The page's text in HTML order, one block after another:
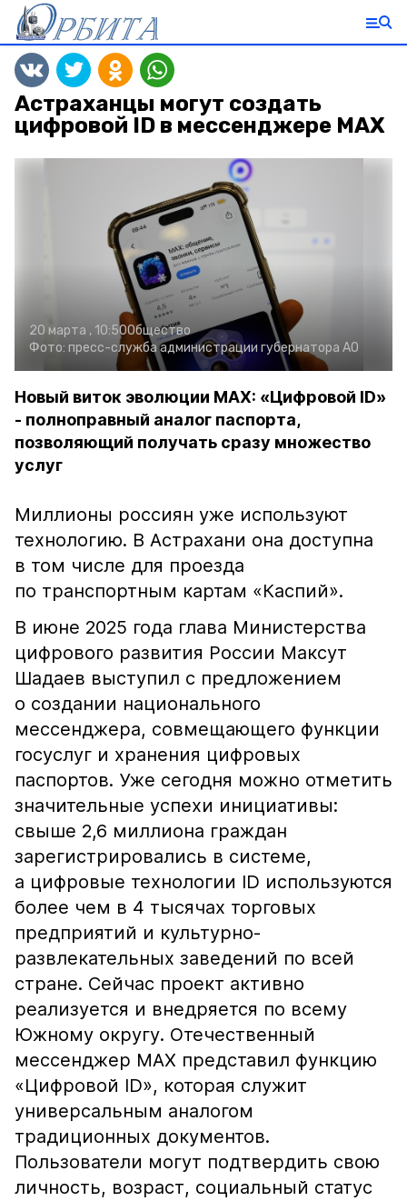
Астраханцы могут создать
цифровой ID в мессенджере MAX
20 марта , 10:50Общество
Фото: пресс-служба администрации губернатора АО
Новый виток эволюции MAX: «Цифровой ID»
- полноправный аналог паспорта,
позволяющий получать сразу множество
услуг
Миллионы россиян уже используют
технологию. В Астрахани она доступна
в том числе для проезда
по транспортным картам «Каспий».
В июне 2025 года глава Министерства
цифрового развития России Максут
Шадаев выступил с предложением
о создании национального
мессенджера, совмещающего функции
госуслуг и хранения цифровых
паспортов. Уже сегодня можно отметить
значительные успехи инициативы:
свыше 2,6 миллиона граждан
зарегистрировались в системе,
а цифровые технологии ID используются
более чем в 4 тысячах торговых
предприятий и культурно-
развлекательных заведений по всей
стране. Сейчас проект активно
реализуется и внедряется по всему
Южному округу. Отечественный
мессенджер MAX представил функцию
«Цифровой ID», которая служит
универсальным аналогом
традиционных документов.
Пользователи могут подтвердить свою
личность, возраст, социальный статус